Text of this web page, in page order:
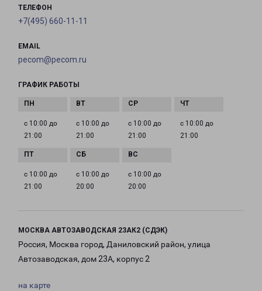
ТЕЛЕФОН
+7(495) 660-11-11
EMAIL
pecom@pecom.ru
ГРАФИК РАБОТЫ
с 10:00 до
21:00
с 10:00 до
21:00
с 10:00 до
21:00
с 10:00 до
21:00
с 10:00 до
21:00
с 10:00 до
20:00
с 10:00 до
20:00
МОСКВА АВТОЗАВОДСКАЯ 23АК2 (СДЭК)
Россия, Москва город, Даниловский район, улица
Автозаводская, дом 23А, корпус 2
на карте